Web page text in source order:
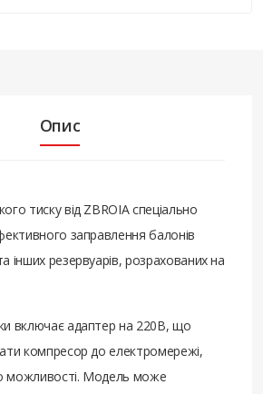
Опис
тиску від ZBROIA спеціально
заправлення балонів
інших резервуарів, розрахованих на
включає адаптер на 220В, що
компресор до електромережі,
можливості. Модель може